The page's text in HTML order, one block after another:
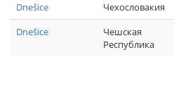
Dnešice
Чехословакия
Dnešice
Чешская
Республика